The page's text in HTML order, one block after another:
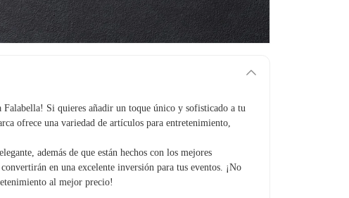
Falabella! Si quieres añadir un toque único y sofisticado a tu
ofrece una variedad de artículos para entretenimiento,
además de que están hechos con los mejores
en una excelente inversión para tus eventos. ¡No
al mejor precio!